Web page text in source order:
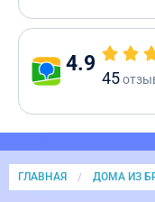
4.9
45
ГЛАВНАЯ ДОМА ИЗ